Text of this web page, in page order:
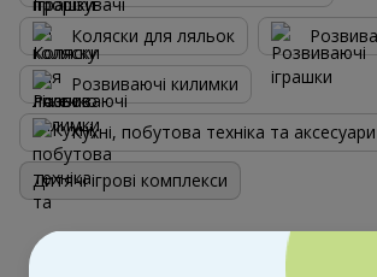
Коляски для ляльок
Розвиваючі килимки
Кухні, побутова техніка та аксесуари
Дитячі ігрові комплекси
За